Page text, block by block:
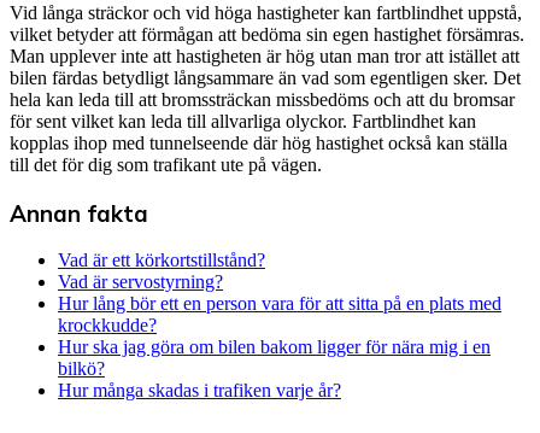
Vid långa sträckor och vid höga hastigheter kan fartblindhet uppstå,
vilket betyder att förmågan att bedöma sin egen hastighet försämras.
Man upplever inte att hastigheten är hög utan man tror att istället att
bilen färdas betydligt långsammare än vad som egentligen sker. Det
hela kan leda till att bromssträckan missbedöms och att du bromsar
för sent vilket kan leda till allvarliga olyckor. Fartblindhet kan
kopplas ihop med tunnelseende där hög hastighet också kan ställa
till det för dig som trafikant ute på vägen.
Annan fakta
Vad är ett körkortstillstånd?
Vad är servostyrning?
Hur lång bör ett en person vara för att sitta på en plats med
krockkudde?
Hur ska jag göra om bilen bakom ligger för nära mig i en
bilkö?
Hur många skadas i trafiken varje år?